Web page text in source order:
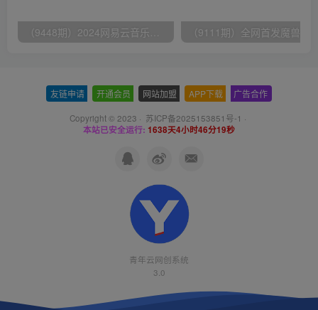
友链申请 开通会员 网站加盟 APP下载 广告合作
Copyright © 2023 · 苏ICP备2025153851号-1 ·
本站已安全运行: 1638天4小时46分19秒
青年云网创系统
3.0